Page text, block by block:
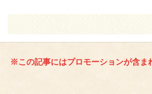
※この記事にはプロモーションが含ま